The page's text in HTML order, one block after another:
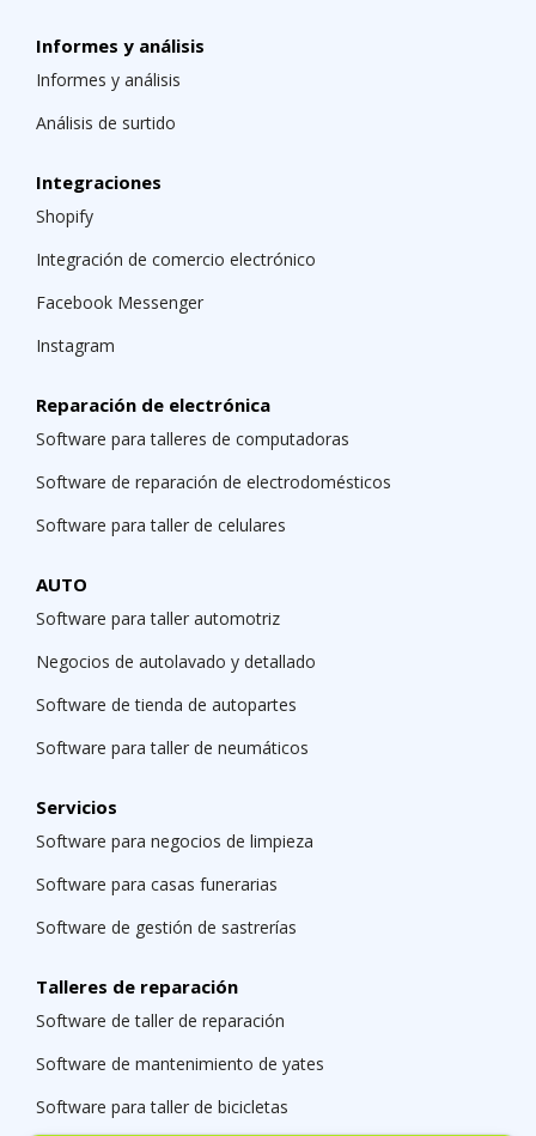
Informes y análisis
Informes y análisis
Análisis de surtido
Integraciones
Shopify
Integración de comercio electrónico
Facebook Messenger
Instagram
Reparación de electrónica
Software para talleres de computadoras
Software de reparación de electrodomésticos
Software para taller de celulares
AUTO
Software para taller automotriz
Negocios de autolavado y detallado
Software de tienda de autopartes
Software para taller de neumáticos
Servicios
Software para negocios de limpieza
Software para casas funerarias
Software de gestión de sastrerías
Talleres de reparación
Software de taller de reparación
Software de mantenimiento de yates
Software para taller de bicicletas